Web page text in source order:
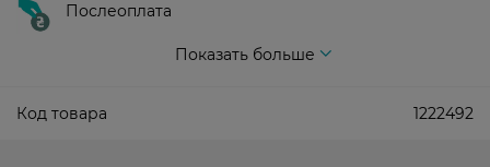
Послеоплата
Показать больше
Код товара 1222492